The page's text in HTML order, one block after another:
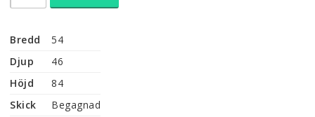
Bredd
54
Djup
46
Höjd
84
Skick
Begagnad